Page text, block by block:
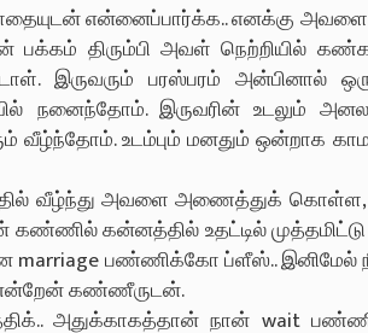
என்னைப்பார்க்க.. எனக்கு
திரும்பி அவள் நெற்றியில்
இருவரும் பரஸ்பரம் அன்பினால்
நனைந்தோம். இருவரின் உடலும்
வீழ்ந்தோம். உடம்பும் மனதும் ஒன்றாக
வீழ்ந்து அவளை அணைத்துக்
கண்ணில் கன்னத்தில் உதட்டில்
marriage பண்ணிக்கோ ப்ளீஸ்.. இனிமேல்
என்றேன் கண்ணீருடன்.
அதுக்காகத்தான் நான் wait